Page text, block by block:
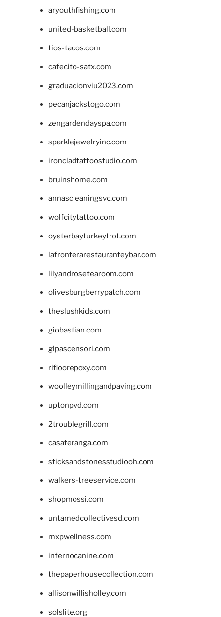
aryouthfishing.com
united-basketball.com
tios-tacos.com
cafecito-satx.com
graduacionviu2023.com
pecanjackstogo.com
zengardendayspa.com
sparklejewelryinc.com
ironcladtattoostudio.com
bruinshome.com
annascleaningsvc.com
wolfcitytattoo.com
oysterbayturkeytrot.com
lafronterarestauranteybar.com
lilyandrosetearoom.com
olivesburgberrypatch.com
theslushkids.com
giobastian.com
glpascensori.com
rifloorepoxy.com
woolleymillingandpaving.com
uptonpvd.com
2troublegrill.com
casateranga.com
sticksandstonesstudiooh.com
walkers-treeservice.com
shopmossi.com
untamedcollectivesd.com
mxpwellness.com
infernocanine.com
thepaperhousecollection.com
allisonwillisholley.com
solslite.org